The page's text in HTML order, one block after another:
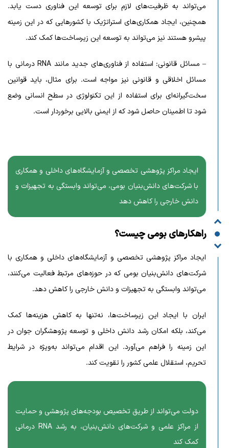
می‌تواند به ظرفیت‌های لازم برای توسعه این فناوری دست یابد.
همچنین، ایجاد همکاری‌های استراتژیک با کشورهایی که در این زمینه
پیشرو هستند نیز می‌تواند به توسعه این زیرساخت‌ها کمک کند.
– مسائل قانونی: استفاده از فناوری‌های جدید مانند RNA درمانی با
مسائل اخلاقی و قانونی نیز مواجه است. برای مثال، باید قوانین
سخت‌گیرانه‌ای برای استفاده از این تکنولوژی در سطح انسانی وضع
شود تا اطمینان حاصل شود که از ایمنی بالایی برخوردار است.
ایجاد مراکز پژوهشی تخصصی و آزمایشگاه‌های داخلی و همکاری
با شرکت‌های دانش‌بنیان بومی، می‌تواند وابستگی به تجهیزات و
دانش خارجی را کاهش دهد
راهکارهای بومی چیست؟
ایجاد مراکز پژوهشی تخصصی و آزمایشگاه‌های داخلی و همکاری با
شرکت‌های دانش‌بنیان بومی که در حوزه‌های مرتبط فعالیت می‌کنند،
می‌تواند وابستگی به تجهیزات و دانش خارجی را کاهش دهد.
ایران با ایجاد این زیرساخت‌ها، نه‌تنها به کاهش هزینه‌ها کمک
می‌کند، بلکه امکان رشد دانش داخلی و توسعه پژوهشگران جوان در
این زمینه را فراهم می‌آورد. این اقدام می‌تواند به‌ویژه در شرایط
تحریم، استقلال علمی کشور را تقویت کند.
دولت می‌تواند از طریق تخصیص بودجه‌های پژوهشی و حمایت
از مراکز علمی و شرکت‌های دانش‌بنیان، به رشد RNA درمانی
کمک کند